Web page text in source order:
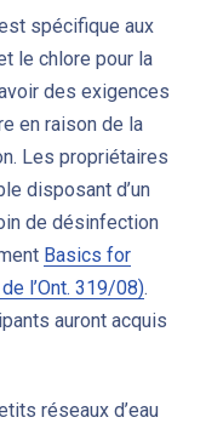
spécifique aux
le chlore pour la
des exigences
en raison de la
Les propriétaires
disposant d’un
de désinfection
Basics for
l’Ont. 319/08).
auront acquis
réseaux d’eau